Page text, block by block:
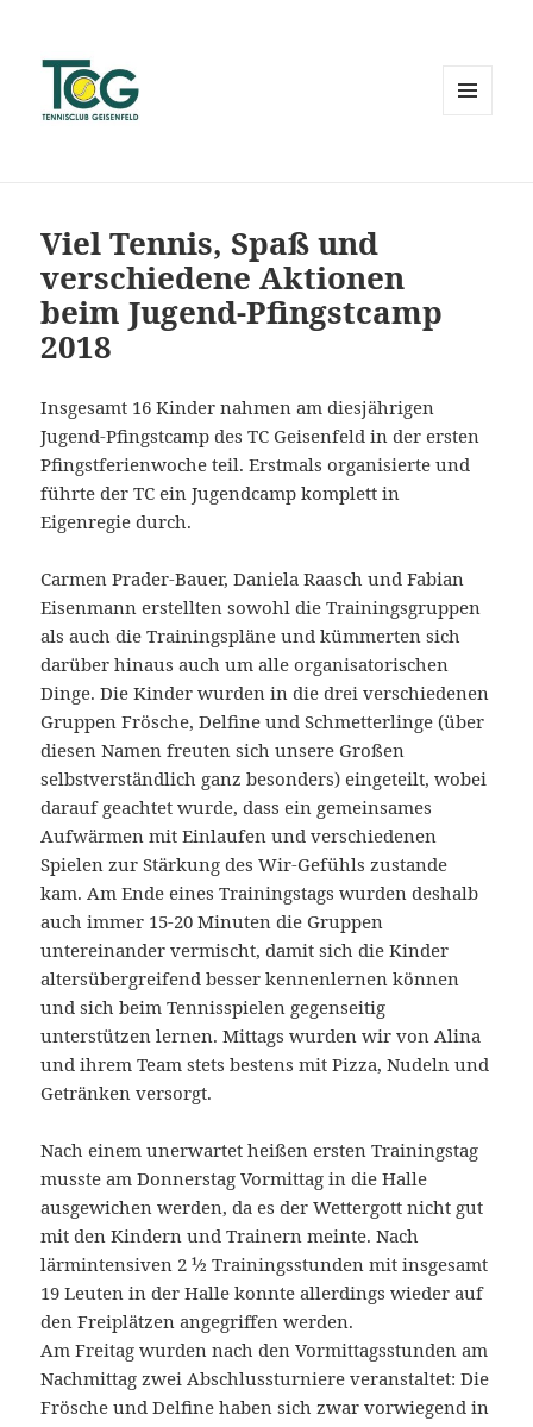
Viel Tennis, Spaß und
verschiedene Aktionen
beim Jugend-Pfingstcamp
2018
Insgesamt 16 Kinder nahmen am diesjährigen
Jugend-Pfingstcamp des TC Geisenfeld in der ersten
Pfingstferienwoche teil. Erstmals organisierte und
führte der TC ein Jugendcamp komplett in
Eigenregie durch.
Carmen Prader-Bauer, Daniela Raasch und Fabian
Eisenmann erstellten sowohl die Trainingsgruppen
als auch die Trainingspläne und kümmerten sich
darüber hinaus auch um alle organisatorischen
Dinge. Die Kinder wurden in die drei verschiedenen
Gruppen Frösche, Delfine und Schmetterlinge (über
diesen Namen freuten sich unsere Großen
selbstverständlich ganz besonders) eingeteilt, wobei
darauf geachtet wurde, dass ein gemeinsames
Aufwärmen mit Einlaufen und verschiedenen
Spielen zur Stärkung des Wir-Gefühls zustande
kam. Am Ende eines Trainingstags wurden deshalb
auch immer 15-20 Minuten die Gruppen
untereinander vermischt, damit sich die Kinder
altersübergreifend besser kennenlernen können
und sich beim Tennisspielen gegenseitig
unterstützen lernen. Mittags wurden wir von Alina
und ihrem Team stets bestens mit Pizza, Nudeln und
Getränken versorgt.
Nach einem unerwartet heißen ersten Trainingstag
musste am Donnerstag Vormittag in die Halle
ausgewichen werden, da es der Wettergott nicht gut
mit den Kindern und Trainern meinte. Nach
lärmintensiven 2 ½ Trainingsstunden mit insgesamt
19 Leuten in der Halle konnte allerdings wieder auf
den Freiplätzen angegriffen werden.
Am Freitag wurden nach den Vormittagsstunden am
Nachmittag zwei Abschlussturniere veranstaltet: Die
Frösche und Delfine haben sich zwar vorwiegend in